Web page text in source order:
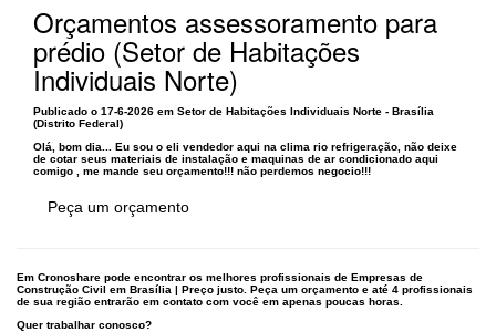
Orçamentos assessoramento para
prédio (Setor de Habitações
Individuais Norte)
Publicado o 17-6-2026 em Setor de Habitações Individuais Norte - Brasília
(Distrito Federal)
Olá, bom dia... Eu sou o eli vendedor aqui na clima rio refrigeração, não deixe
de cotar seus materiais de instalação e maquinas de ar condicionado aqui
comigo , me mande seu orçamento!!! não perdemos negocio!!!
Peça um orçamento
Em Cronoshare pode encontrar os melhores profissionais de Empresas de
Construção Civil em Brasília | Preço justo. Peça um orçamento e até 4 profissionais
de sua região entrarão em contato com você em apenas poucas horas.
Quer trabalhar conosco?